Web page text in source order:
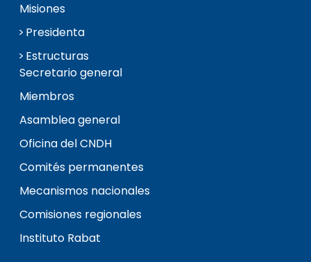
Misiones
Presidenta
Estructuras
Secretario general
Miembros
Asamblea general
Oficina del CNDH
Comités permanentes
Mecanismos nacionales
Comisiones regionales
Instituto Rabat